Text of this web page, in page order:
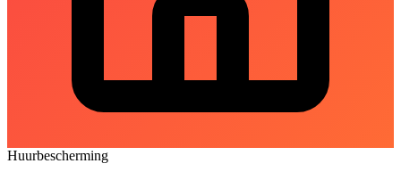
Huurbescherming